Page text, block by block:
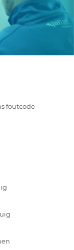
foutcode